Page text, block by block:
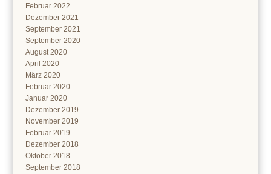
Februar 2022
Dezember 2021
September 2021
September 2020
August 2020
April 2020
März 2020
Februar 2020
Januar 2020
Dezember 2019
November 2019
Februar 2019
Dezember 2018
Oktober 2018
September 2018